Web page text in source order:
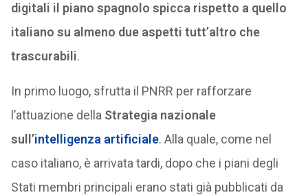
digitali il piano spagnolo spicca rispetto a quello
italiano su almeno due aspetti tutt’altro che
trascurabili.
In primo luogo, sfrutta il PNRR per rafforzare
l’attuazione dellaStrategia nazionale
sull’intelligenza artificiale. Alla quale, come nel
caso italiano, è arrivata tardi, dopo che i piani degli
Stati membri principali erano stati già pubblicati da